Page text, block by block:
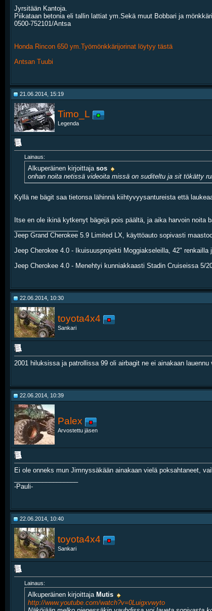
Jyrsitään Kantoja.
Piikataan betonia eli tallin lattiat ym.Sekä muut Bobbari ja
0500-752101/Antsa
Honda Rincon 650 ym.Työmönkkärijorinat löytyy tästä
Antsan Tuubi
21.06.2014, 15:19
Timo_L
Legenda
Lainaus:
Alkuperäinen kirjoittaja sos
onhan noita netissä videoita missä on suditeltu ja sit tökätty
Kyllä ne bägit saa tietonsa lähinnä kiihtyvyysantureista että
Itse en ole ikinä kytkenyt bägejä pois päältä, ja aika harvoin
Jeep Grand Cherokee 5.9 Limited LX, käyttöauto sopivasti
Jeep Cherokee 4.0 - Ikuisuusprojekti Moggiakseleilla, 42"
Jeep Cherokee 4.0 - Menehtyi kunniakkaasti Stadin Cruiseissa 5/
22.06.2014, 10:30
toyota4x4
Sankari
2001 hiluksissa ja patrollissa 99 oli airbagit ne ei ainakaan
22.06.2014, 10:39
Palex
Arvostettu jäsen
Ei ole onneks mun Jimnyssäkään ainakaan vielä poksahtaneet,
-Pauli-
22.06.2014, 10:40
toyota4x4
Sankari
Lainaus:
Alkuperäinen kirjoittaja Mutis
http://www.youtube.com/watch?v=0Luigxvwyto